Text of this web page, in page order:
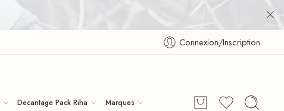
Connexion/Inscription
Decantage Pack Riha Marques